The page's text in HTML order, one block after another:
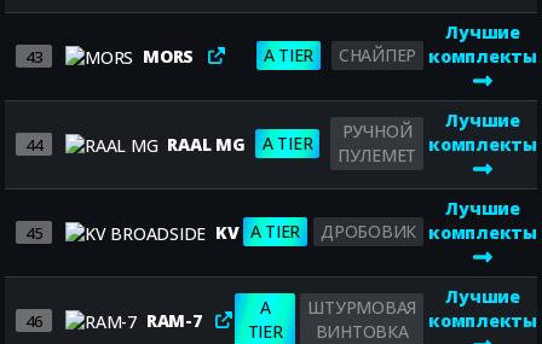
43 MORS A TIER СНАЙПЕР
Лучшие
комплекты
44 RAAL MG A TIER
РУЧНОЙ
ПУЛЕМЕТ
Лучшие
комплекты
45 KV BROADSIDE
A TIER ДРОБОВИК
Лучшие
комплекты
46 RAM-7
A
TIER
ШТУРМОВАЯ
ВИНТОВКА
Лучшие
комплекты